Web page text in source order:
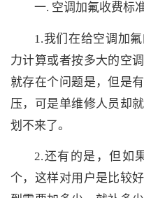
一. 空调加氟收费标
1.我们在给空调加
力计算或者按多大的空
就存在个问题是，但是
压，可是单维修人员却
划不来了。
2.还有的是，但如
个，这样对用户是比较